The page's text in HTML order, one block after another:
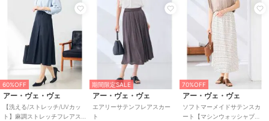
60%OFF
アー・ヴェ・ヴェ
【洗える/ストレッチ/UVカッ
ト】麻調ストレッチフレアス
期間限定SALE
アー・ヴェ・ヴェ
エアリーサテンフレアスカー
ト
70%OFF
アー・ヴェ・ヴェ
ソフトマーメイドサテンスカ
ート【マシンウォッシャブ